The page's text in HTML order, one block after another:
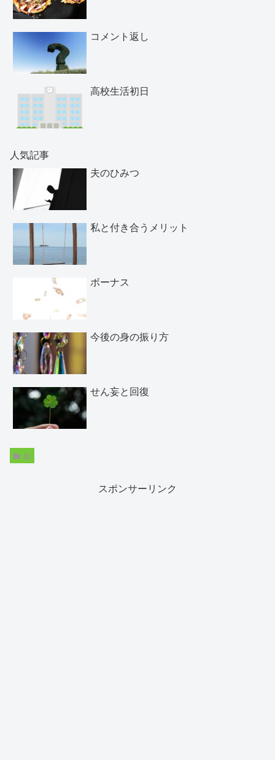
コメント返し
高校生活初日
人気記事
夫のひみつ
私と付き合うメリット
ボーナス
今後の身の振り方
せん妄と回復
娘
スポンサーリンク